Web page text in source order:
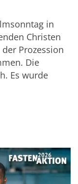
in
Christen
Prozession
Die
Es wurde